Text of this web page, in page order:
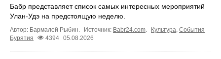
Бабр представляет список самых интересных мероприятий
Улан-Удэ на предстоящую неделю.
Автор: Бармалей Рыбин. Источник: Babr24.com. Культура, События
Бурятия
4394 05.08.2026